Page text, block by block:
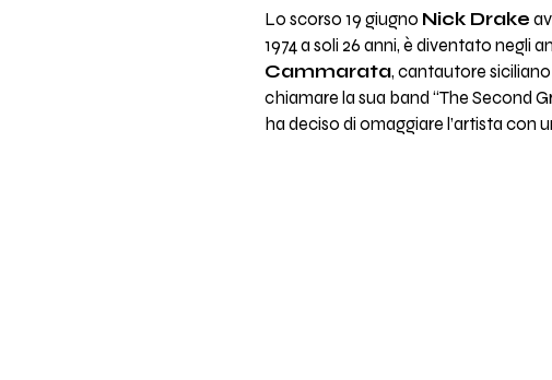
Lo scorso 19 giugno Nick Drake
1974 a soli 26 anni, è diventato negli
Cammarata, cantautore
chiamare la sua band “The Second
ha deciso di omaggiare l’artista con